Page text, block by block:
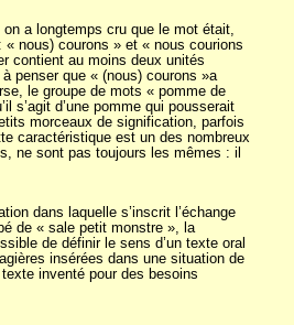
a longtemps cru que le mot était,
nous) courons » et « nous courions
contient au moins deux unités
penser que « (nous) courons »a
le groupe de mots « pomme de
s’agit d’une pomme qui pousserait
morceaux de signification, parfois
caractéristique est un des nombreux
ne sont pas toujours les mêmes : il
dans laquelle s’inscrit l’échange
de « sale petit monstre », la
de définir le sens d’un texte oral
insérées dans une situation de
inventé pour des besoins